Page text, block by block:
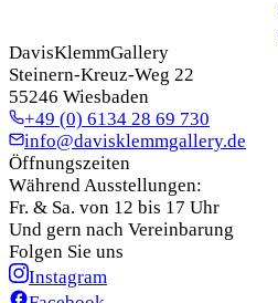
DavisKlemmGallery
Steinern-Kreuz-Weg 22
55246 Wiesbaden
+49 (0) 6134 28 69 730
info@davisklemmgallery.de
Öffnungszeiten
Während Ausstellungen:
Fr. & Sa. von 12 bis 17 Uhr
Und gern nach Vereinbarung
Folgen Sie uns
Instagram